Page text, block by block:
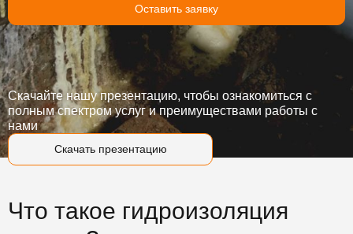
Оставить заявку
Скачать презентацию
Скачайте нашу презентацию, чтобы ознакомиться с
полным спектром услуг и преимуществами работы с
нами
Что такое гидроизоляция